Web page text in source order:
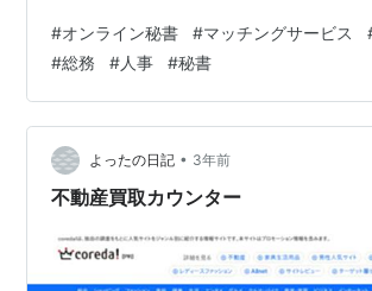
の高い人材をお探しの方は、ぜひ、ご活用
筆者の紹介 オンライン秘書マッチングサー
識 オンライン秘書のマッチングサービス
秘書サービスの市場動向 オンライン秘書
務 経理・総務・人事・秘書 Web・SNS運
ンライン事務代行サービスに依頼…
#オンライン秘書 #マッチングサービス
#総務 #人事 #秘書
よったの日記 • 3年前
不動産買取カウンター